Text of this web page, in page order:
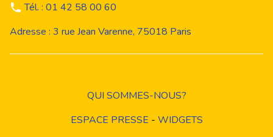
Tél. : 01 42 58 00 60
Adresse : 3 rue Jean Varenne, 75018 Paris
QUI SOMMES-NOUS?
ESPACE PRESSE - WIDGETS